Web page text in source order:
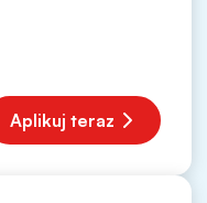
Aplikuj teraz